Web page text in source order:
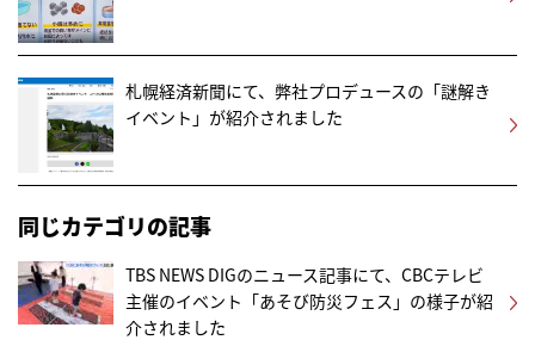
札幌経済新聞にて、弊社プロデュースの「謎解き
イベント」が紹介されました
同じカテゴリの記事
TBS NEWS DIGのニュース記事にて、CBCテレビ
主催のイベント「あそび防災フェス」の様子が紹
介されました